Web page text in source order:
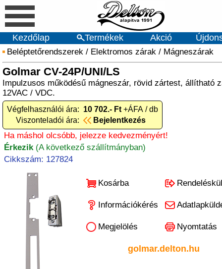
Kezdőlap Termékek Akció
Beléptetőrendszerek / Elektromos zárak / Mágneszárak
Golmar CV-24P/UNI/LS
Impulzusos működésű mágneszár, rövid zártest, állítható
12VAC / VDC.
Végfelhasználói ára: 10 702.- Ft +ÁFA / db
Viszonteladói ára:
Bejelentkezés
Ha máshol olcsóbb, jelezze kedvezményért!
Érkezik(A következő szállítmányban)
Cikkszám: 127824
Kosárba
Információkérés
Megjelölés Nyomtatás
golmar.delton.hu